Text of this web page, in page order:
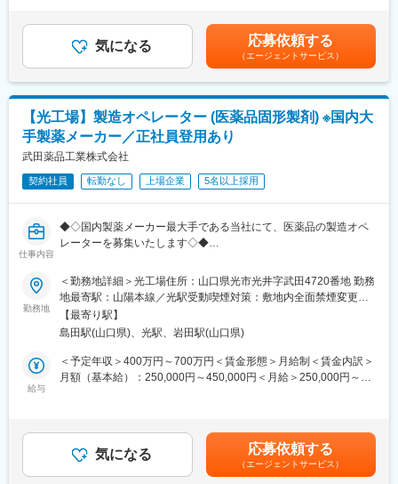
熱意に応じた成長の機会を提供する事にも組んで取り組んでいま
す。私たちと一緒に、世界中の人々のいのちに貢献し、更なる成
長と活躍を目指しませんか。
変更の範囲：会社の定める業務
◆想定配属ポジション
・固形製剤（錠剤、カプセル等）の製造・包装工程
◆職務内容
タケダの主力生産工場である光工場にて、医薬品の製造・検査・
包装業務を担当いただきます。
光工場はグローバルの供給ネットワークの中でも重要な基幹工場
としての役割を果たしており、出荷先は国内に限らず世界に広が
っています。
配属工程は、適性や経験を考慮のうえ決定します。
未経験の方でも、研修・教育体制が整っており、医薬品製造の基
礎から習得可能です。製薬業界の中でも最先端の経験が積めるの
◆仕事の特徴・魅力
・国内最大手製薬メーカーでの安定した就業環境
・医薬品の安定供給を支える社会貢献性の高い業務
・契約社員から正社員登用を目指せるキャリアパス
・最先端の製造設備、品質管理体制での実務経験
・チームで協力しながら業務を進める体制
・交替勤務（3交代制または2交代制）やシフト勤務となる場合あ
り
る可能性があります。月給(月額)は固定手当を含めた表記です。
気になる 応募依頼する
（エージェントサービス）
【光工場】製造オペレーター (医薬品固形製剤) ※国内大
手製薬メーカー／正社員登用あり
武田薬品工業株式会社
契約社員 転勤なし 上場企業 5名以上採用
仕事内容
◆◇国内製薬メーカー最大手である当社にて、医薬品の製造オペ
レーターを募集いたします◇◆
＼社会的にも期待が寄せられる、医薬品工場でのご経験・スキル
習得が叶います！／
◎国内トップクラスの製薬メーカー「武田薬品工業」で就業がで
きます
◎年間休日123日、福利厚生充実！
◎遠方から転居される方には、引越し費用負担や住宅補助あり◎
◎契約社員スタートですが、正社員登用実績も多数ございます！
プセルなど）の製造オペレーションを担当いただきます。cGMP
やSOPに沿い、安全かつ安定した品質で医薬品をつくる仕事で
す。設備の操作や洗浄、製造データの正確な記録、工程内検査な
勤務地
＜勤務地詳細＞光工場住所：山口県光市光井字武田4720番地 勤務
地最寄駅：山陽本線／光駅受動喫煙対策：敷地内全面禁煙変更の
範囲：会社の定める事業所（リモートワーク含む）
【最寄り駅】
島田駅(山口県)、光駅、岩田駅(山口県)
給与
＜予定年収＞400万円～700万円＜賃金形態＞月給制＜賃金内訳＞
月額（基本給）：250,000円～450,000円＜月給＞250,000円～
る可能性があります。月給(月額)は固定手当を含めた表記です。
気になる 応募依頼する
（エージェントサービス）